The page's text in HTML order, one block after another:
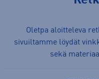
Oletpa aloitteleva
sivuiltamme löydät
sekä